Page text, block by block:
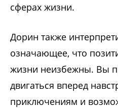
сферах жизни.
Дорин также
означающее, что
жизни неизбежны. Вы
двигаться вперед
приключениям и